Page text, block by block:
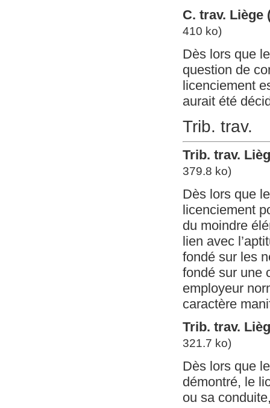
C. trav. Liège
410 ko)
Dès lors que
question de
licenciement
aurait été
Trib. trav.
Trib. trav.
379.8 ko)
Dès lors que
licenciement
du moindre
lien avec
fondé sur les
fondé sur une
employeur
caractère
Trib. trav.
321.7 ko)
Dès lors que
démontré, le
ou sa